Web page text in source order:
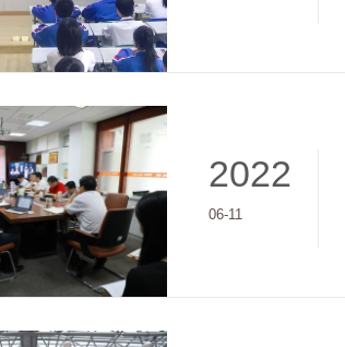
2022
06-11